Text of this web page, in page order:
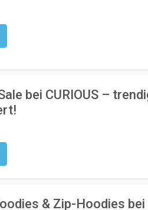
bei CURIOUS –
& Zip-Hoodies bei